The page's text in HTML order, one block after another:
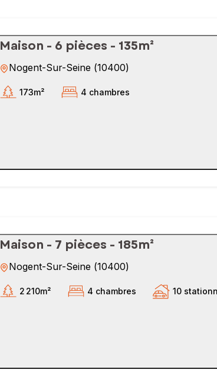
Maison - 6 pièces - 135m²
Nogent-Sur-Seine (10400)
173m² 4 chambres
Maison - 7 pièces - 185m²
Nogent-Sur-Seine (10400)
2 210m² 4 chambres 10